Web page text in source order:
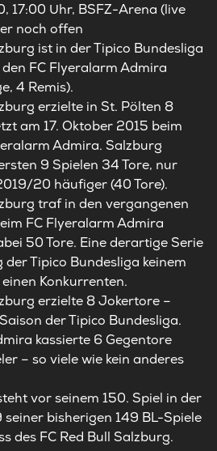
17:00 Uhr, BSFZ-Arena (live
noch offen
ist in der Tipico Bundesliga
FC Flyeralarm Admira
4 Remis).
erzielte in St. Pölten 8
am 17. Oktober 2015 beim
Admira. Salzburg
9 Spielen 34 Tore, nur
20 häufiger (40 Tore).
traf in den vergangenen
FC Flyeralarm Admira
50 Tore. Eine derartige Serie
Tipico Bundesliga keinem
Konkurrenten.
erzielte 8 Jokertore –
der Tipico Bundesliga.
kassierte 6 Gegentore
– so viele wie kein anderes
vor seinem 150. Spiel in der
bisherigen 149 BL-Spiele
des FC Red Bull Salzburg.